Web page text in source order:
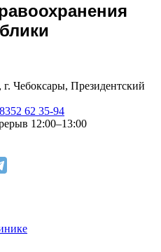
Чебоксары, Президентский
62 35-94
12:00–13:00